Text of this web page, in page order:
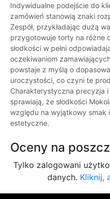
Indywidualne podejście do
zamówień stanowią znaki
Zespół, przykładając dużą
przygotowuje torty na różne
słodkości w pełni
oczekiwaniom
powstaje z myślą o
uroczystości, co czyni te
Charakterystyczna precyzja i
sprawiają, że słodkości
względu na wyjątkowy smak
estetyczne.
Oceny na
Tylko zalogowani
danych. Kliknij,